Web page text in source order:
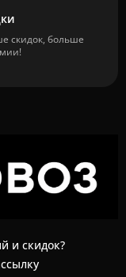
скидок, больше
и скидок?